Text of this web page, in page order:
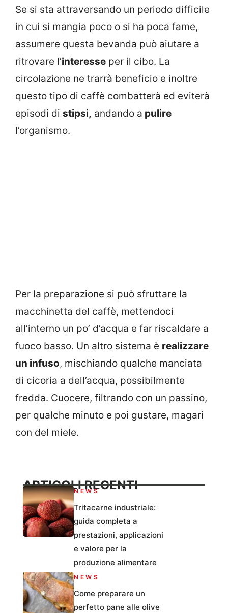
Se si sta attraversando un periodo difficile
in cui si mangia poco o si ha poca fame,
assumere questa bevanda può aiutare a
ritrovare l’interesse per il cibo. La
circolazione ne trarrà beneficio e inoltre
questo tipo di caffè combatterà ed eviterà
episodi di stipsi, andando a pulire
l’organismo.
Per la preparazione si può sfruttare la
macchinetta del caffè, mettendoci
all’interno un po’ d’acqua e far riscaldare a
fuoco basso. Un altro sistema è realizzare
un infuso, mischiando qualche manciata
di cicoria a dell’acqua, possibilmente
fredda. Cuocere, filtrando con un passino,
per qualche minuto e poi gustare, magari
con del miele.
ARTICOLI RECENTI
NEWS
Tritacarne industriale:
guida completa a
prestazioni, applicazioni
e valore per la
produzione alimentare
NEWS
Come preparare un
perfetto pane alle olive